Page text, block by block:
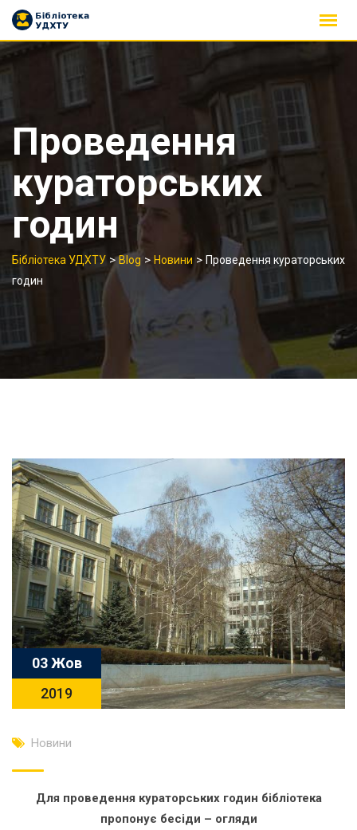
Skip
content
Проведення
кураторських
годин
Бібліотека УДХТУ >Blog > Новини > Проведення кураторських
годин
03 Жов
2019
Новини
Для проведення кураторських годин бібліотека
пропонує бесіди – огляди